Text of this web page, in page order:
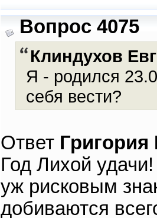
Вопрос 4075
Клиндухов
Я - родился
себя вести?
Ответ
Год Лихой
уж рисковым
добиваются